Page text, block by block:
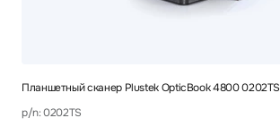
Планшетный сканер Plustek OpticBook 4800 0202TS
p/n: 0202TS